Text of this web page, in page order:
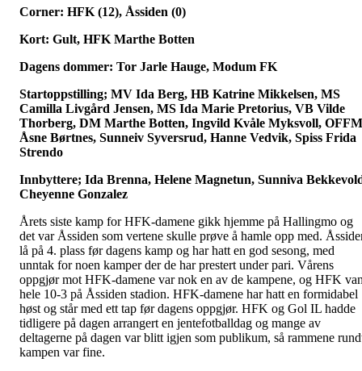
Corner: HFK (12), Åssiden (0)
Kort: Gult, HFK Marthe Botten
Dagens dommer: Tor Jarle Hauge, Modum FK
Startoppstilling; MV Ida Berg, HB Katrine Mikkelsen, MS
Camilla Livgård Jensen, MS Ida Marie Pretorius, VB Vilde
Thorberg, DM Marthe Botten, Ingvild Kvåle Myksvoll, OFFM
Åsne Børtnes, Sunneiv Syversrud, Hanne Vedvik, Spiss Frida
Strendo
Innbyttere; Ida Brenna, Helene Magnetun, Sunniva
Cheyenne Gonzalez
Årets siste kamp for HFK-damene gikk hjemme på Hallingmo og
det var Åssiden som vertene skulle prøve å hamle opp med.
lå på 4. plass før dagens kamp og har hatt en god sesong, med
unntak for noen kamper der de har prestert under pari. Vårens
oppgjør mot HFK-damene var nok en av de kampene, og HFK
hele 10-3 på Åssiden stadion. HFK-damene har hatt en formidabel
høst og står med ett tap før dagens oppgjør. HFK og Gol IL hadde
tidligere på dagen arrangert en jentefotballdag og mange av
deltagerne på dagen var blitt igjen som publikum, så rammene
kampen var fine.